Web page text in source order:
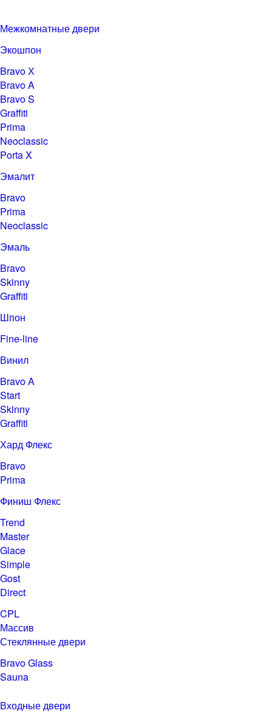
Межкомнатные двери
Экошпон
Bravo Х
Bravo A
Bravo S
Graffiti
Prima
Neoclassic
Porta X
Эмалит
Bravo
Prima
Neoclassic
Эмаль
Bravo
Skinny
Graffiti
Шпон
Fine-line
Винил
Bravo A
Start
Skinny
Graffiti
Хард Флекс
Bravo
Prima
Финиш Флекс
Trend
Master
Glace
Simple
Gost
Direct
CPL
Массив
Стеклянные двери
Bravo Glass
Sauna
Входные двери